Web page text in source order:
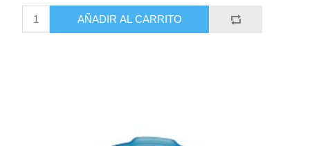
AÑADIR AL CARRITO